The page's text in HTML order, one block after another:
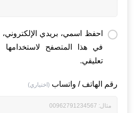
احفظ اسمي، بريدي الإلكتروني،
في هذا المتصفح لاستخدامها
تعليقي.
رقم الهاتف / واتساب (اختياري)